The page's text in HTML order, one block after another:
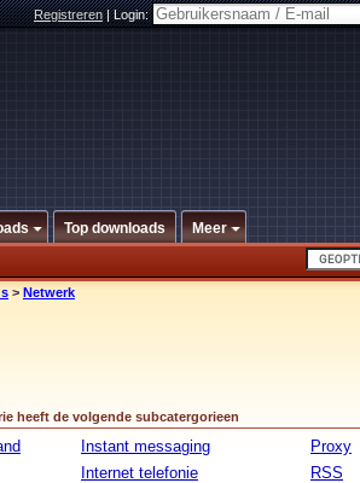
Registreren|Login:
Top downloads Meer
> Netwerk
heeft de volgende subcatergorieen
Instant messaging
Internet telefonie
Proxy
RSS